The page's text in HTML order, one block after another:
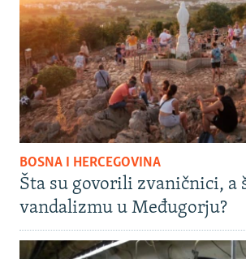
BOSNA I HERCEGOVINA
Šta su govorili zvaničnici, a
vandalizmu u Međugorju?